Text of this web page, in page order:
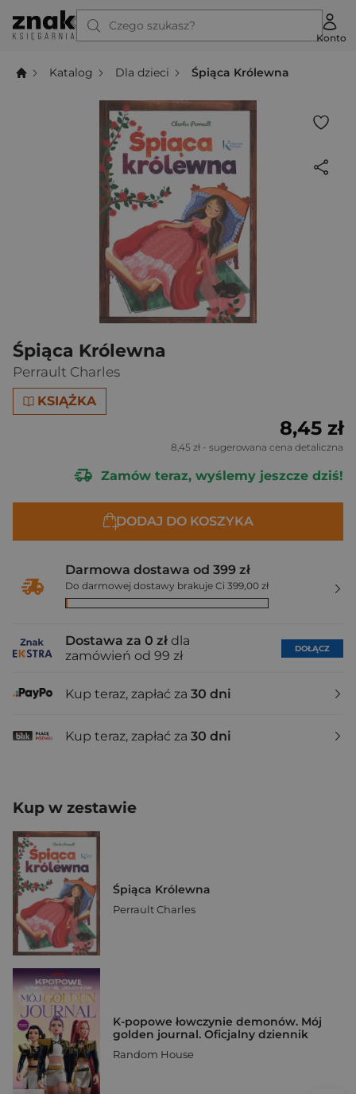
Czego szukasz?
Konto
Katalog Dla dzieci Śpiąca Królewna
Śpiąca Królewna
Perrault Charles
KSIĄŻKA
8,45 zł
8,45 zł - sugerowana cena detaliczna
Zamów teraz, wyślemy jeszcze dziś!
DODAJ DO KOSZYKA
Darmowa dostawa od 399 zł
Do darmowej dostawy brakuje Ci 399,00 zł
Dostawa za 0 zł dla
zamówień od 99 zł
DOŁĄCZ
Kup teraz, zapłać za 30 dni
Kup teraz, zapłać za 30 dni
Kup w zestawie
Śpiąca Królewna
Perrault Charles
K-popowe łowczynie demonów. Mój
golden journal. Oficjalny dziennik
Random House